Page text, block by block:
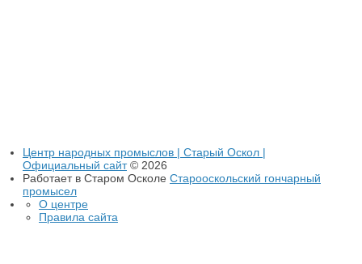
Центр народных промыслов | Старый Оскол |
Официальный сайт© 2026
Работает в Старом Осколе Старооскольский гончарный
промысел
О центре
Правила сайта